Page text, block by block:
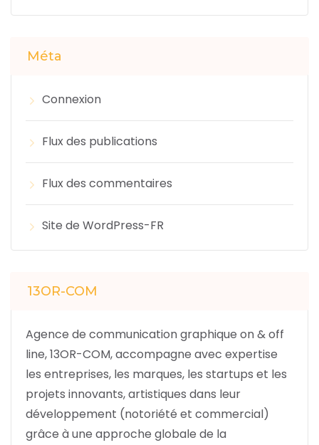
Méta
Connexion
Flux des publications
Flux des commentaires
Site de WordPress-FR
13OR-COM
Agence de communication graphique on & off
line,13OR-COM, accompagne avec expertise
les entreprises, les marques, les startups et les
projets innovants, artistiques dans leur
développement (notoriété et commercial)
grâce à une approche globale de la